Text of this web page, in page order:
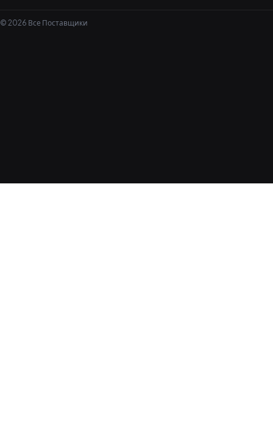
© 2026 Все Поставщики